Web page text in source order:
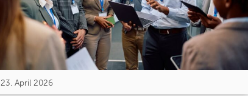
23. April 2026